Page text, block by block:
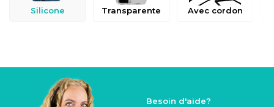
Silicone Transparente Avec cordon
Besoin d'aide?